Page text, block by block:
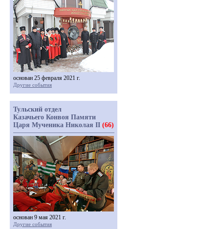
основан 25 февраля 2021 г.
Другие события
Тульский отдел
Казачьего Конвоя Памяти
Царя Мученика Николая II (66)
основан 9 мая 2021 г.
Другие события